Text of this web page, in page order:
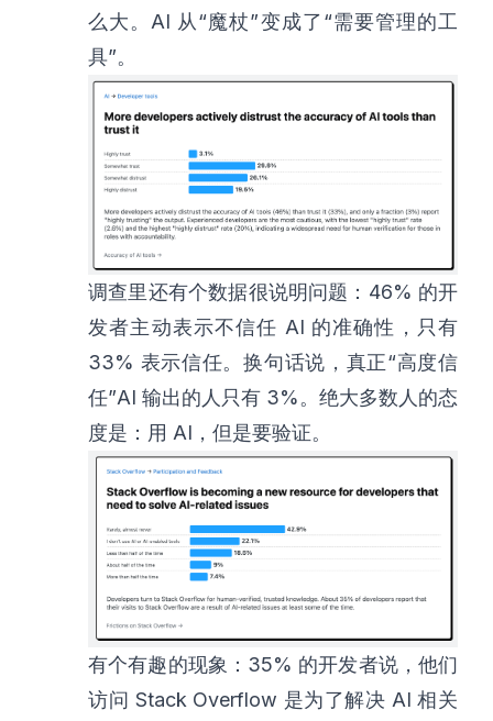
么大。AI 从“魔杖”变成了“需要管理的工
具”。
调查里还有个数据很说明问题：46% 的开
发者主动表示不信任 AI 的准确性，只有
33% 表示信任。换句话说，真正“高度信
任”AI 输出的人只有 3%。绝大多数人的态
度是：用 AI，但是要验证。
有个有趣的现象：35% 的开发者说，他们
访问 Stack Overflow 是为了解决 AI 相关